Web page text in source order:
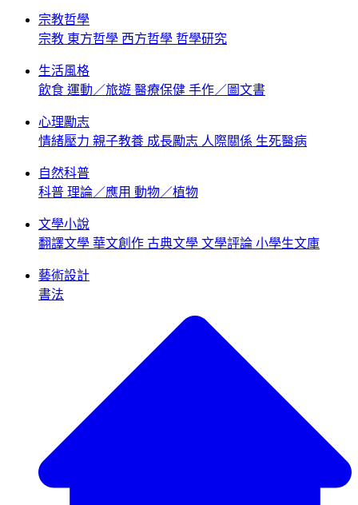
宗教哲學
宗教 東方哲學 西方哲學 哲學研究
生活風格
飲食 運動／旅遊 醫療保健 手作／圖文書
心理勵志
情緒壓力 親子教養 成長勵志 人際關係 生死醫病
自然科普
科普 理論／應用 動物／植物
文學小說
翻譯文學 華文創作 古典文學 文學評論 小學生文庫
藝術設計
書法